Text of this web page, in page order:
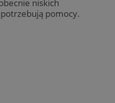
niskich
pomocy.